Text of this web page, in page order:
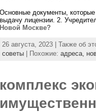
Основные документы,
выдачу лицензии. 2.
Новой Москве?
26 августа, 2023 | Также об
советы| Похожие: адреса,
комплекс